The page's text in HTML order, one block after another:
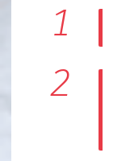
1
2